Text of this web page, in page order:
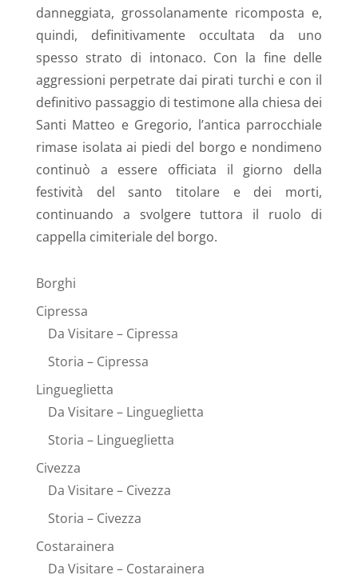
Borghi
Cipressa
Da Visitare – Cipressa
Storia – Cipressa
Lingueglietta
Da Visitare – Lingueglietta
Storia – Lingueglietta
Civezza
Da Visitare – Civezza
Storia – Civezza
Costarainera
Da Visitare – Costarainera
danneggiata, grossolanamente ricomposta e,
quindi, definitivamente occultata da uno
spesso strato di intonaco. Con la fine delle
aggressioni perpetrate dai pirati turchi e con il
definitivo passaggio di testimone alla chiesa dei
Santi Matteo e Gregorio, l’antica parrocchiale
rimase isolata ai piedi del borgo e nondimeno
continuò a essere officiata il giorno della
festività del santo titolare e dei morti,
continuando a svolgere tuttora il ruolo di
cappella cimiteriale del borgo.